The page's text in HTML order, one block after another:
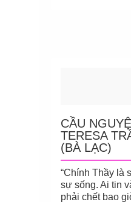
CẦU
TERESA
(BÀ LẠC)
“Chính Thầy là
sự sống. Ai tin
phải chết bao